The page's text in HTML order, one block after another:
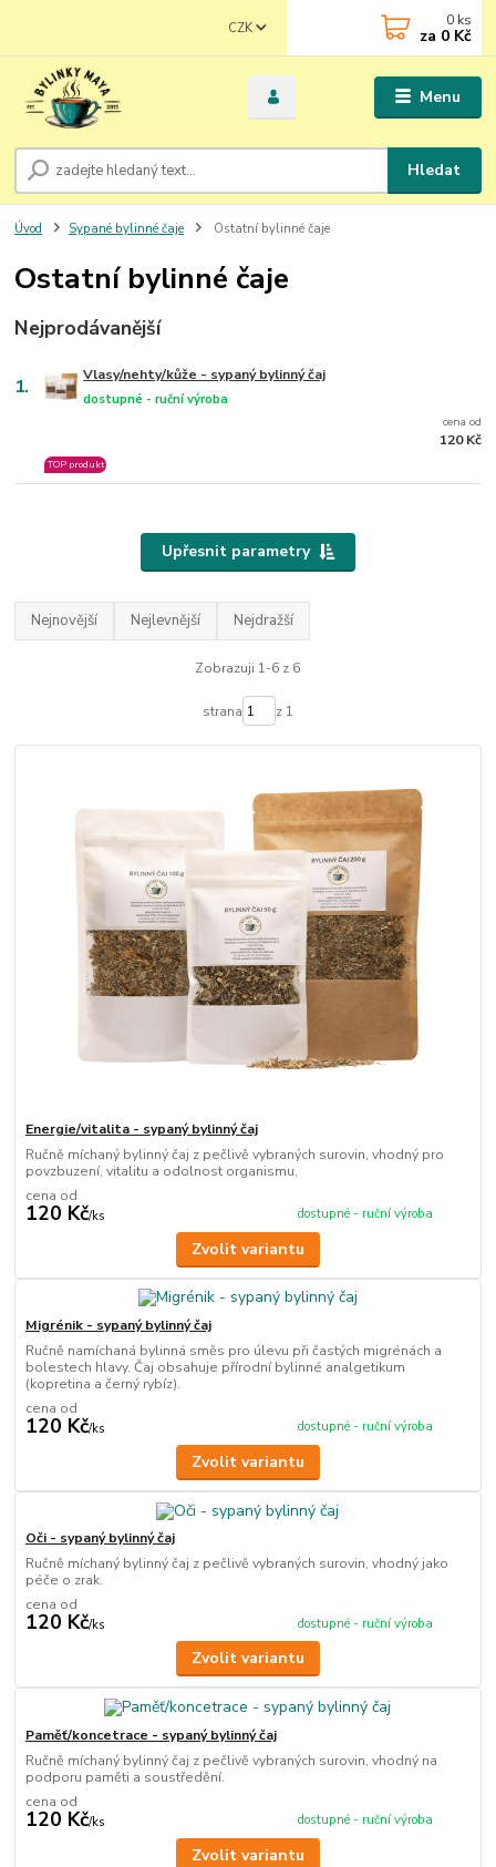
Menu
CZK
Hledat
0 ks
za 0 Kč
Úvod Sypané bylinné čaje Ostatní bylinné čaje
Ostatní bylinné čaje
Nejprodávanější
1. Vlasy/nehty/kůže - sypaný bylinný čaj
dostupné - ruční výroba
TOP produkt
cena od
120 Kč
Upřesnit parametry
Nejnovější Nejlevnější Nejdražší
Zobrazuji 1-6 z 6
strana z 1
Energie/vitalita - sypaný bylinný čaj
Ručně míchaný bylinný čaj z pečlivě vybraných surovin, vhodný pro
povzbuzení, vitalitu a odolnost organismu,
cena od
120 Kč/ks dostupné - ruční výroba
Zvolit variantu
Migrénik - sypaný bylinný čaj
Ručně namíchaná bylinná směs pro úlevu při častých migrénách a
bolestech hlavy. Čaj obsahuje přírodní bylinné analgetikum
(kopretina a černý rybíz).
cena od
120 Kč/ks dostupné - ruční výroba
Zvolit variantu
Oči - sypaný bylinný čaj
Ručně míchaný bylinný čaj z pečlivě vybraných surovin, vhodný jako
péče o zrak.
cena od
120 Kč/ks dostupné - ruční výroba
Zvolit variantu
Paměť/koncetrace - sypaný bylinný čaj
Ručně míchaný bylinný čaj z pečlivě vybraných surovin, vhodný na
podporu paměti a soustředění.
cena od
120 Kč/ks dostupné - ruční výroba
Zvolit variantu